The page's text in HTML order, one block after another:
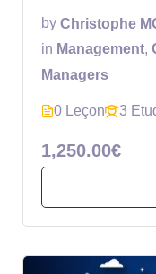
by Christophe
in Management,
Managers
0 Leçon 3
1,250.00€